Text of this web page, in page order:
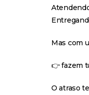
Mas com
👉 fazem
O atraso